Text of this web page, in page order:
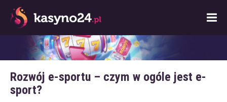
Rozwój e-sportu – czym w ogóle jest e-
sport?